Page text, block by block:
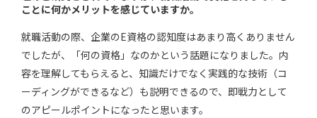
ことに何かメリットを感じていますか。
就職活動の際、企業のE資格の認知度はあまり高くありません
でしたが、「何の資格」なのかという話題になりました。内
容を理解してもらえると、知識だけでなく実践的な技術（コ
ーディングができるなど）も説明できるので、即戦力として
のアピールポイントになったと思います。